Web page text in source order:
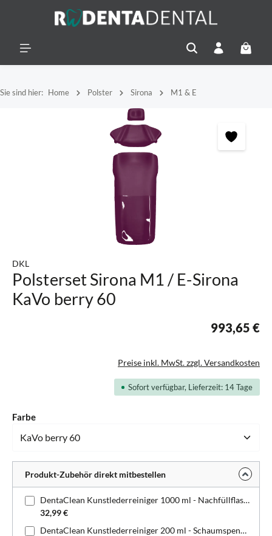
Sie sind hier: Home Polster Sirona M1 & E
DKL
Polsterset Sirona M1 / E-Sirona
KaVo berry 60
993,65 €
Preise inkl. MwSt. zzgl. Versandkosten
Sofort verfügbar, Lieferzeit: 14 Tage
Farbeauswählen
Produkt-Zubehör direkt mitbestellen
DentaClean Kunstlederreiniger 1000 ml - Nachfüllflasche
32,99 €
DentaClean Kunstlederreiniger 200 ml - Schaumspenderflasche